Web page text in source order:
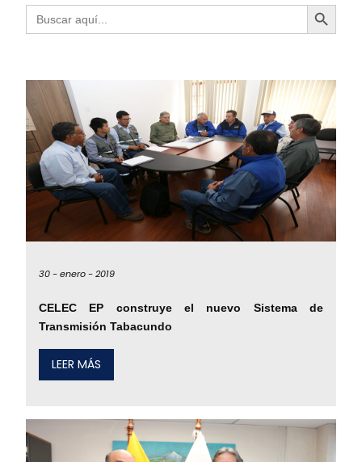
Buscar: Botón de búsqueda
30 -enero -2019
CELEC EP construye el nuevo Sistema de
Transmisión Tabacundo
LEER MÁS